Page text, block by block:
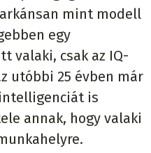
mint modell
egy
valaki, csak az IQ-
utóbbi 25 évben már
is
annak, hogy valaki